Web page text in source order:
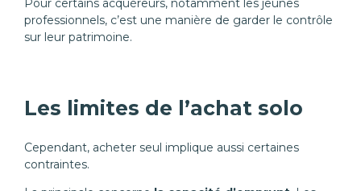
Pour certains acquéreurs, notamment les jeunes
professionnels, c’est une manière de garder le contrôle
sur leur patrimoine.
Les limites de l’achat solo
Cependant, acheter seul implique aussi certaines
contraintes.